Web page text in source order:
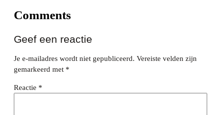
Comments
Geef een reactie
Je e-mailadres wordt niet gepubliceerd. Vereiste velden zijn
gemarkeerd met *
Reactie *